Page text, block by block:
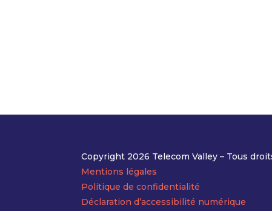
Copyright 2026 Telecom Valley – Tous
Mentions légales
Politique de confidentialité
Déclaration d’accessibilité numérique